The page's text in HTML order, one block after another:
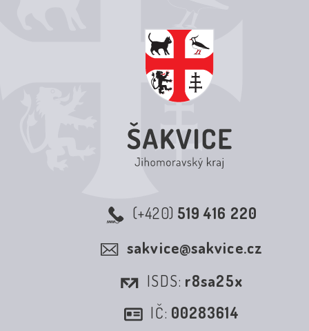
(+420) 519 416 220
sakvice@sakvice.cz
ISDS: r8sa25x
IČ: 00283614